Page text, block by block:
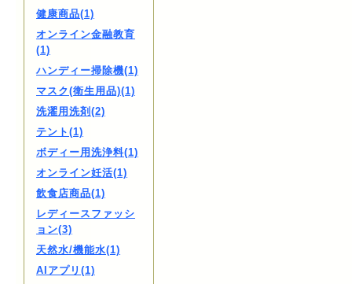
健康商品(1)
オンライン金融教育
(1)
ハンディー掃除機(1)
マスク(衛生用品)(1)
洗濯用洗剤(2)
テント(1)
ボディー用洗浄料(1)
オンライン妊活(1)
飲食店商品(1)
レディースファッシ
ョン(3)
天然水/機能水(1)
AIアプリ(1)